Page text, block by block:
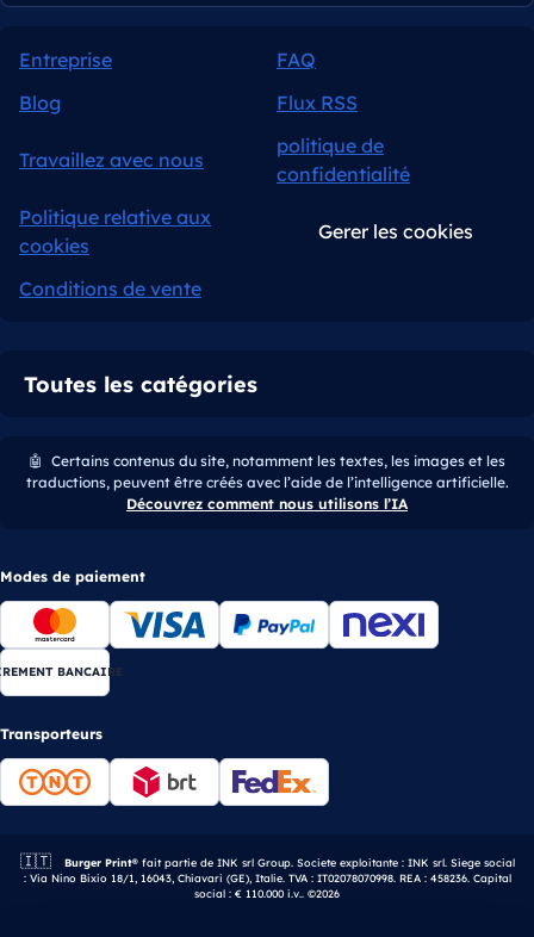
Entreprise
FAQ
Blog
Flux RSS
Travaillez avec nous
politique de
confidentialité
Politique relative aux
cookies
Gerer les cookies
Conditions de vente
Toutes les catégories
🤖 Certains contenus du site, notamment les textes, les images et les
traductions, peuvent être créés avec l’aide de l’intelligence artificielle.
Découvrez comment nous utilisons l’IA
Modes de paiement
BANCAIRE
Transporteurs
🇮🇹 Entreprise italienne.
Burger Print®fait partie de INK srl Group. Societe exploitante : INK srl. Siege social
: Via Nino Bixio 18/1, 16043, Chiavari (GE), Italie. TVA : IT02078070998. REA : 458236. Capital
social : € 110.000 i.v.. ©2026